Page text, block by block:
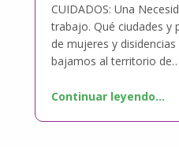
CUIDADOS: Una
trabajo. Qué ciudades y
de mujeres y
bajamos al territorio de…
Continuar leyendo…